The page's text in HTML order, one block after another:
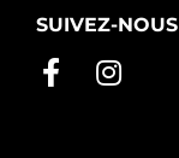
SUIVEZ-NOUS